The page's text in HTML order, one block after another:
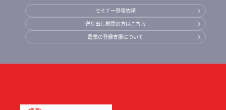
セミナー登壇依頼
送り出し機関の方はこちら
農業の登録支援について